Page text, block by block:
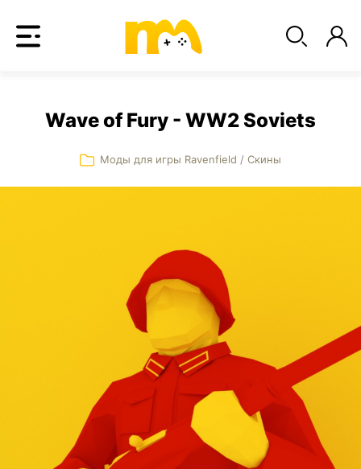
Wave of Fury - WW2 Soviets
Моды для игры Ravenfield / Скины